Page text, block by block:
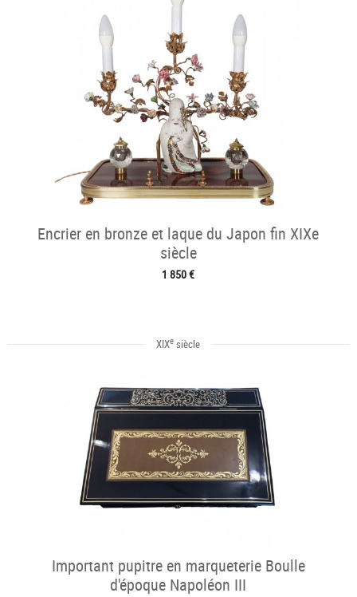
Encrier en bronze et laque du Japon fin XIXe
siècle
1 850 €
XIXe siècle
Important pupitre en marqueterie Boulle
d'époque Napoléon III